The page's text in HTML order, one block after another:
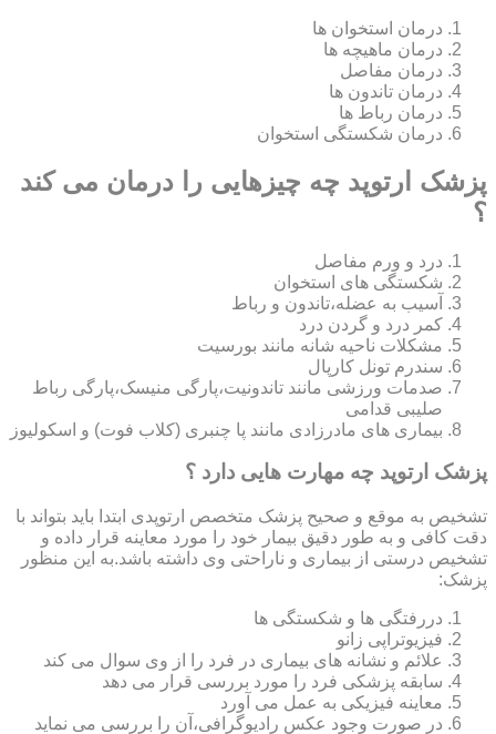
درمان استخوان ها
درمان ماهیچه ها
درمان مفاصل
درمان تاندون ها
درمان رباط ها
درمان شکستگی استخوان
پزشک ارتوپد چه چیزهایی را درمان می کند
؟
درد و ورم مفاصل
شکستگی های استخوان
آسیب به عضله،تاندون و رباط
کمر درد و گردن درد
مشکلات ناحیه شانه مانند بورسیت
سندرم تونل کارپال
صدمات ورزشی مانند تاندونیت،پارگی منیسک،پارگی رباط
صلیبی قدامی
بیماری های مادرزادی مانند پا چنبری (کلاب فوت) و اسکولیوز
پزشک ارتوپد چه مهارت هایی دارد ؟
تشخیص به موقع و صحیح پزشک متخصص ارتوپدی ابتدا باید بتواند با
دقت کافی و به طور دقیق بیمار خود را مورد معاینه قرار داده و
تشخیص درستی از بیماری و ناراحتی وی داشته باشد.به این منظور
پزشک:
دررفتگی ها و شکستگی ها
فیزیوتراپی زانو
علائم و نشانه های بیماری در فرد را از وی سوال می کند
سابقه پزشکی فرد را مورد بررسی قرار می دهد
معاینه فیزیکی به عمل می آورد
در صورت وجود عکس رادیوگرافی،آن را بررسی می‎ نماید